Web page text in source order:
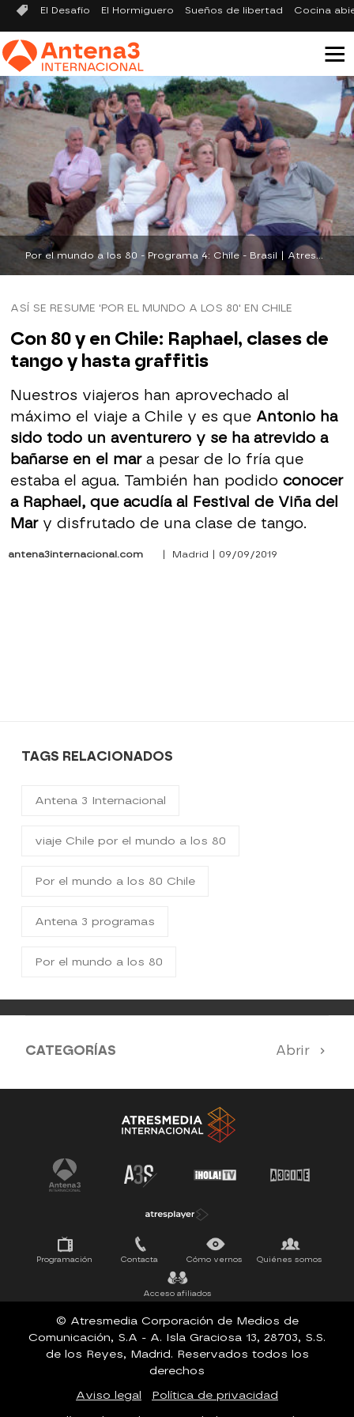
El Desafío El Hormiguero Sueños de libertad Cocina
ASÍ SE RESUME 'POR EL MUNDO A LOS 80' EN CHILE
Con 80 y en Chile: Raphael, clases de
tango y hasta graffitis
Nuestros viajeros han aprovechado al
máximo el viaje a Chile y es que Antonio ha
sido todo un aventurero y se ha atrevido a
bañarse en el mar a pesar de lo fría que
estaba el agua. También han podido conocer
a Raphael, que acudía al Festival de Viña del
Mar y disfrutado de una clase de tango.
Por el mundo a los 80 - Programa 4: Chile - Brasil | Atresplayer.com
antena3internacional.com | Madrid | 09/09/2019
TAGS RELACIONADOS
Antena 3 Internacional
viaje Chile por el mundo a los 80
Por el mundo a los 80 Chile
Antena 3 programas
Por el mundo a los 80
CATEGORÍAS Abrir
Antena 3 Noticias El Hormiguero
Tu cara me suena Pasapalabra
Programación Contacta Cómo vernos Quiénes somos
Acceso afiliados
© Atresmedia Corporación de Medios de
Comunicación, S.A - A. Isla Graciosa 13, 28703, S.S.
de los Reyes, Madrid. Reservados todos los
derechos
Aviso legal
Política de privacidad